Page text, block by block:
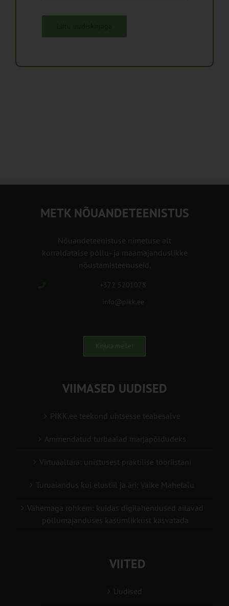
METK NÕUANDETEENISTUS
Nõuandeteenistuse nimetuse alt
korraldatalse põllu- ja maamajanduslikke
nõustamisteenuseid.
+372 5201078
info@pikk.ee
Kirjuta meile!
VIIMASED UUDISED
PIKK.ee teekond ühtsesse teabesalve
Ammendatud turbaalad marjapõldudeks
Virtuaaltara: unistusest praktilise tööriistani
Turuaiandus kui elustiil ja äri: Väike Mahetalu
Vähemaga rohkem: kuidas digilahendused aitavad
põllumajanduses kasumlikkust kasvatada
VIITED
Uudised